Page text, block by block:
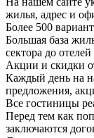
жилья, адрес и
Более 500
Большая база
сектора до
Акции и скидки
Каждый день на
предложения,
Все гостиницы
Перед тем как
заключаются